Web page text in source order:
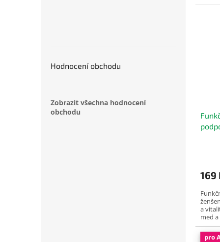
Hodnocení obchodu
Zobrazit všechna hodnocení
obchodu
hodí
169
a
med
pro